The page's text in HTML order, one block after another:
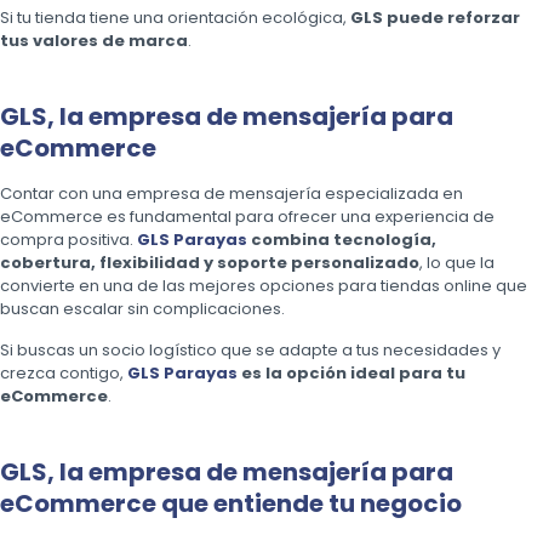
Si tu tienda tiene una orientación ecológica, GLS puede reforzar
tus valores de marca.
GLS, la empresa de mensajería para
eCommerce
Contar con una empresa de mensajería especializada en
eCommerce es fundamental para ofrecer una experiencia de
compra positiva. GLS Parayas combina tecnología,
cobertura, flexibilidad y soporte personalizado, lo que la
convierte en una de las mejores opciones para tiendas online que
buscan escalar sin complicaciones.
Si buscas un socio logístico que se adapte a tus necesidades y
crezca contigo, GLS Parayas es la opción ideal para tu
eCommerce.
GLS, la empresa de mensajería para
eCommerce que entiende tu negocio